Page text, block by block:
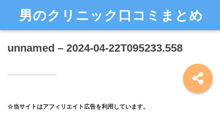
男のクリニック口コミまとめ
unnamed – 2024-04-22T095233.558
☆当サイトはアフィリエイト広告を利用しています。